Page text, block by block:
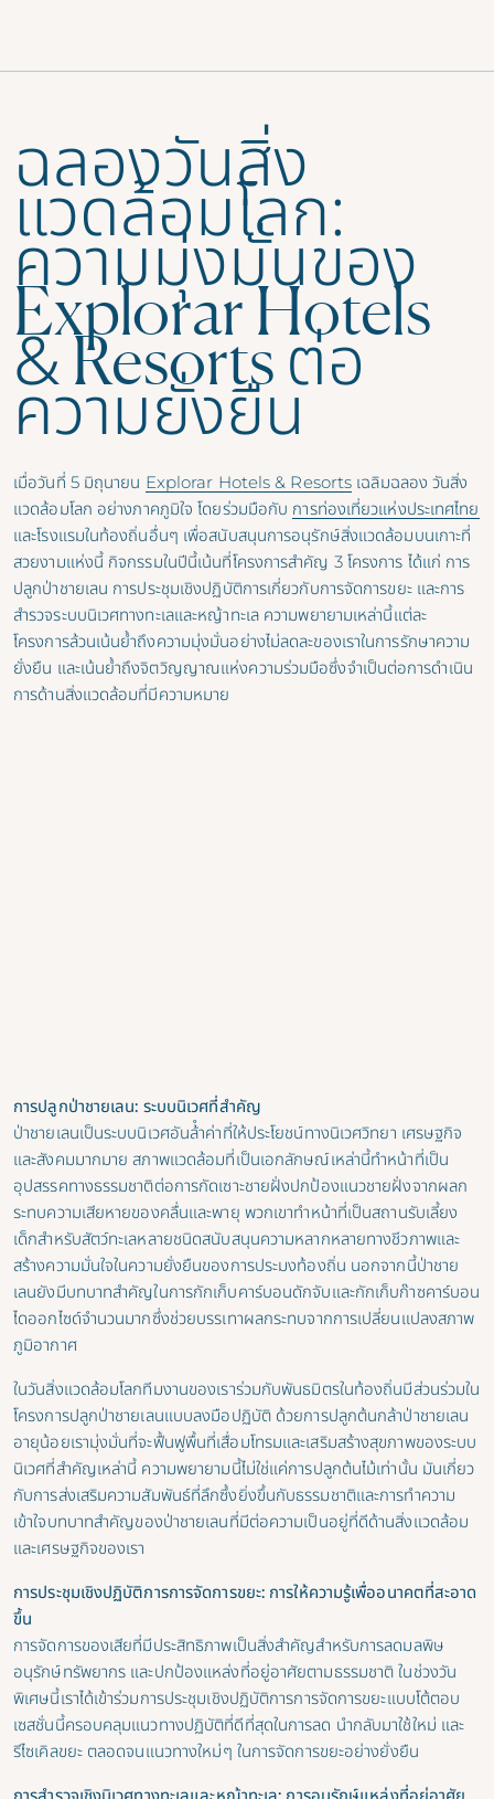
ฉลองวันสิ่ง
แวดล้อมโลก:
ความมุ่งมั่นของ
Explorar Hotels
& Resorts ต่อ
ความยั่งยืน
เมื่อวันที่ 5 มิถุนายน Explorar Hotels & Resorts เฉลิมฉลองวันสิ่ง
แวดล้อมโลก อย่างภาคภูมิใจ โดยร่วมมือกับ การท่องเที่ยวแห่งประเทศไทย
และโรงแรมในท้องถิ่นอื่นๆ เพื่อสนับสนุนการอนุรักษ์สิ่งแวดล้อมบนเกาะที่
สวยงามแห่งนี้ กิจกรรมในปีนี้เน้นที่โครงการสำคัญ 3 โครงการ ได้แก่ การ
ปลูกป่าชายเลน การประชุมเชิงปฏิบัติการเกี่ยวกับการจัดการขยะ และการ
สำรวจระบบนิเวศทางทะเลและหญ้าทะเล ความพยายามเหล่านี้แต่ละ
โครงการล้วนเน้นย้ำถึงความมุ่งมั่นอย่างไม่ลดละของเราในการรักษาความ
ยั่งยืน และเน้นย้ำถึงจิตวิญญาณแห่งความร่วมมือซึ่งจำเป็นต่อการดำเนิน
การด้านสิ่งแวดล้อมที่มีความหมาย
การปลูกป่าชายเลน: ระบบนิเวศที่สําคัญ
ป่าชายเลนเป็นระบบนิเวศอันล้ําค่าที่ให้ประโยชน์ทางนิเวศวิทยา เศรษฐกิจ
และสังคมมากมาย สภาพแวดล้อมที่เป็นเอกลักษณ์เหล่านี้ทําหน้าที่เป็น
อุปสรรคทางธรรมชาติต่อการกัดเซาะชายฝั่งปกป้องแนวชายฝั่งจากผลก
ระทบความเสียหายของคลื่นและพายุ พวกเขาทําหน้าที่เป็นสถานรับเลี้ยง
เด็กสําหรับสัตว์ทะเลหลายชนิดสนับสนุนความหลากหลายทางชีวภาพและ
สร้างความมั่นใจในความยั่งยืนของการประมงท้องถิ่น นอกจากนี้ป่าชาย
เลนยังมีบทบาทสําคัญในการกักเก็บคาร์บอนดักจับและกักเก็บก๊าซคาร์บอน
ไดออกไซด์จํานวนมากซึ่งช่วยบรรเทาผลกระทบจากการเปลี่ยนแปลงสภาพ
ภูมิอากาศ
ในวันสิ่งแวดล้อมโลกทีมงานของเราร่วมกับพันธมิตรในท้องถิ่นมีส่วนร่วมใน
โครงการปลูกป่าชายเลนแบบลงมือปฏิบัติ ด้วยการปลูกต้นกล้าป่าชายเลน
อายุน้อยเรามุ่งมั่นที่จะฟื้นฟูพื้นที่เสื่อมโทรมและเสริมสร้างสุขภาพของระบบ
นิเวศที่สําคัญเหล่านี้ ความพยายามนี้ไม่ใช่แค่การปลูกต้นไม้เท่านั้น มันเกี่ยว
กับการส่งเสริมความสัมพันธ์ที่ลึกซึ้งยิ่งขึ้นกับธรรมชาติและการทําความ
เข้าใจบทบาทสําคัญของป่าชายเลนที่มีต่อความเป็นอยู่ที่ดีด้านสิ่งแวดล้อม
และเศรษฐกิจของเรา
การประชุมเชิงปฏิบัติการการจัดการขยะ: การให้ความรู้เพื่ออนาคตที่สะอาด
ขึ้น
การจัดการของเสียที่มีประสิทธิภาพเป็นสิ่งสําคัญสําหรับการลดมลพิษ
อนุรักษ์ทรัพยากร และปกป้องแหล่งที่อยู่อาศัยตามธรรมชาติ ในช่วงวัน
พิเศษนี้เราได้เข้าร่วมการประชุมเชิงปฏิบัติการการจัดการขยะแบบโต้ตอบ
เซสชั่นนี้ครอบคลุมแนวทางปฏิบัติที่ดีที่สุดในการลด นํากลับมาใช้ใหม่ และ
รีไซเคิลขยะ ตลอดจนแนวทางใหม่ๆ ในการจัดการขยะอย่างยั่งยืน
การสํารวจเชิงนิเวศทางทะเลและหญ้าทะเล: การอนุรักษ์แหล่งที่อยู่อาศัย